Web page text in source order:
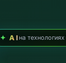
✦ AI на технологиях